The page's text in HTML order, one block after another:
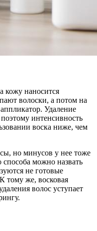
кожу наносится
волоски, а потом на
Удаление
интенсивность
воска ниже, чем
но минусов у нее тоже
можно назвать
не готовые
тому же, восковая
волос уступает